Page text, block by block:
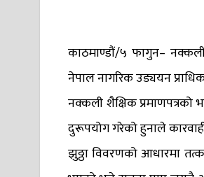
काठमाण्डौं/५ फागुन–
नेपाल नागरिक उड्ययन
नक्कली शैक्षिक
दुरूपयोग गरेको हुनाले
झुठ्ठा विवरणको आधारमा